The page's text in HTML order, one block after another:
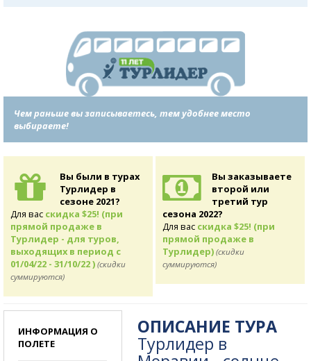
Чем раньше вы записываетесь, тем удобнее место
выбираете!
Вы были в турах
Турлидер в
сезоне 2021?
Для вас скидка $25! (при
прямой продаже в
Турлидер - для туров,
выходящих в период с
01/04/22 - 31/10/22 ) (скидки
суммируются)
Вы заказываете
второй или
третий тур
сезона 2022?
Для вас скидка $25! (при
прямой продаже в
Турлидер) (скидки
суммируются)
ОПИСАНИЕ ТУРА
Турлидер в
ИНФОРМАЦИЯ О
ПОЛЕТЕ